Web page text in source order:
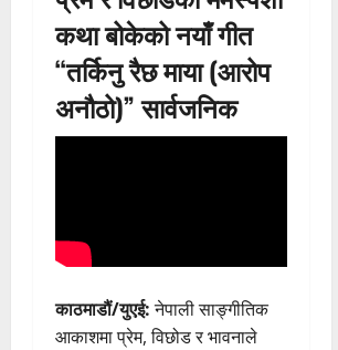
कथा बोकेको नयाँ गीत
“तर्किनु रैछ माया (आरोप
अनौठो)” सार्वजनिक
काठमाडौं/युएई:नेपाली साङ्गीतिक
आकाशमा प्रेम, विछोड र भावनाले